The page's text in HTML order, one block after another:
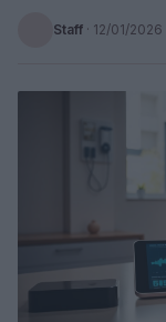
Staff · 12/01/2026